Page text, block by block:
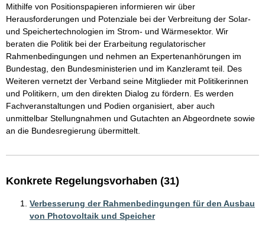
Mithilfe von Positionspapieren informieren wir über
Herausforderungen und Potenziale bei der Verbreitung der Solar-
und Speichertechnologien im Strom- und Wärmesektor. Wir
beraten die Politik bei der Erarbeitung regulatorischer
Rahmenbedingungen und nehmen an Expertenanhörungen im
Bundestag, den Bundesministerien und im Kanzleramt teil. Des
Weiteren vernetzt der Verband seine Mitglieder mit Politikerinnen
und Politikern, um den direkten Dialog zu fördern. Es werden
Fachveranstaltungen und Podien organisiert, aber auch
unmittelbar Stellungnahmen und Gutachten an Abgeordnete sowie
an die Bundesregierung übermittelt.
Konkrete Regelungsvorhaben (31)
Verbesserung der Rahmenbedingungen für den Ausbau
von Photovoltaik und Speicher